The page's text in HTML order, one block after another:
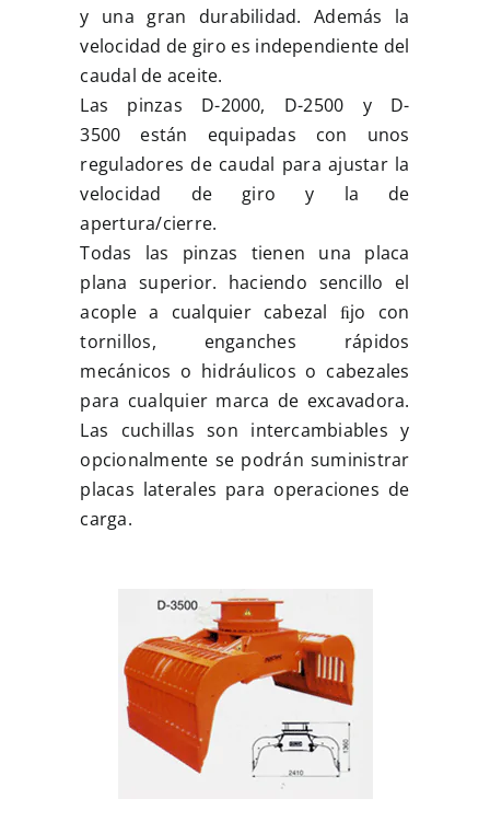
y una gran durabilidad. Además la
velocidad de giro es independiente del
caudal de aceite.
Las pinzas D-2000, D-2500 y D-
3500 están equipadas con unos
reguladores de caudal para ajustar la
velocidad de giro y la de
apertura/cierre.
Todas las pinzas tienen una placa
plana superior. haciendo sencillo el
acople a cualquier cabezal ﬁjo con
tornillos, enganches rápidos
mecánicos o hidráulicos o cabezales
para cualquier marca de excavadora.
Las cuchillas son intercambiables y
opcionalmente se podrán suministrar
placas laterales para operaciones de
carga.